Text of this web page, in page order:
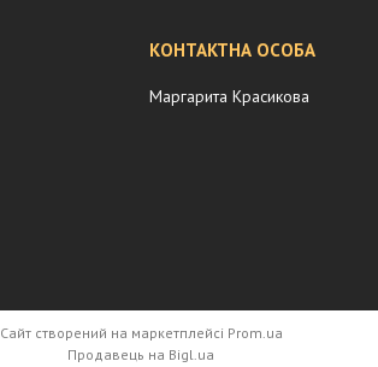
Маргарита Красикова
Сайт створений на маркетплейсі Prom.ua
Продавець на Bigl.ua